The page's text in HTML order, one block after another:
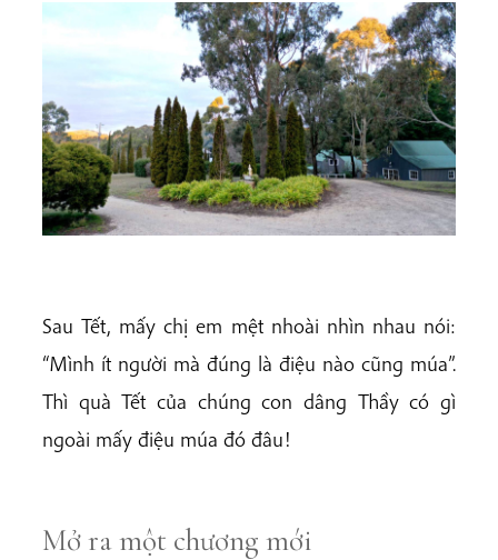
Sau Tết, mấy chị em mệt nhoài nhìn nhau nói:
“Mình ít người mà đúng là điệu nào cũng múa”.
Thì quà Tết của chúng con dâng Thầy có gì
ngoài mấy điệu múa đó đâu!
Mở ra một chương mới